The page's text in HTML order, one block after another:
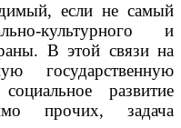
если не самый
культурного и
В этой связи на
государственную
развитие
прочих, задача